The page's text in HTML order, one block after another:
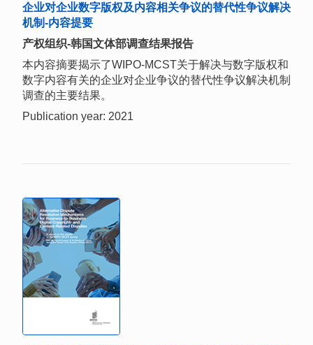
企业对企业数字版权及内容相关争议的替代性争议解决
机制-内容提要
产权组织-韩国文体部调查结果报告
本内容摘要揭示了WIPO-MCST关于解决与数字版权和
数字内容有关的企业对企业争议的替代性争议解决机制
调查的主要结果。
Publication year: 2021